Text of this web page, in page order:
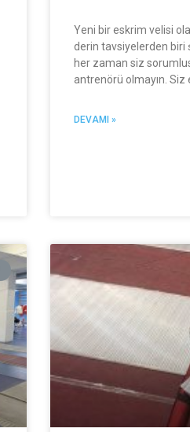
Yeni bir eskrim velisi
derin tavsiyelerden biri
her zaman siz
antrenörü olmayın. Siz
DEVAMI »